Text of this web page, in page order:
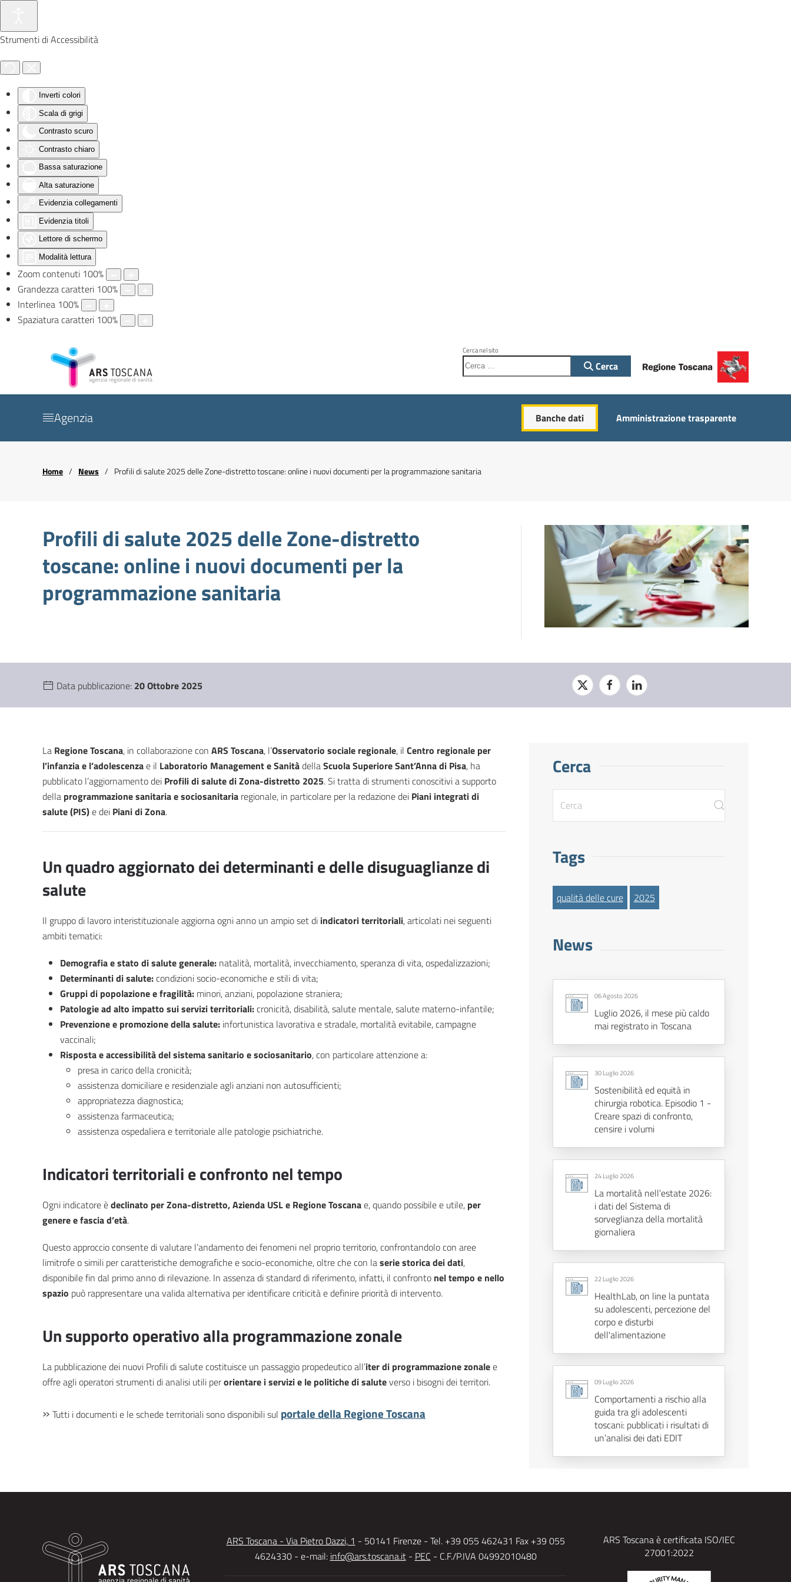
Strumenti di Accessibilità
Inverti colori
Scala di grigi
Contrasto scuro
Contrasto chiaro
Bassa saturazione
Alta saturazione
Evidenzia collegamenti
Evidenzia titoli
Lettore di schermo
Modalità lettura
Zoom contenuti 100%
Grandezza caratteri 100%
Interlinea 100%
Spaziatura caratteri 100%
Skip to main content
Cerca nel sito
Cerca
Agenzia Banche dati Amministrazione trasparente
Home News Profili di salute 2025 delle Zone-distretto toscane: online i nuovi documenti per la programmazione sanitaria
Profili di salute 2025 delle Zone-distretto
toscane: online i nuovi documenti per la
programmazione sanitaria
Data pubblicazione: 20 Ottobre 2025
La Regione Toscana, in collaborazione con ARS Toscana, l’Osservatorio sociale regionale, il Centro regionale per
l’infanzia e l’adolescenzae il Laboratorio Management e SanitàdellaScuola Superiore Sant’Anna di Pisa, ha
pubblicato l’aggiornamento dei Profili di salute di Zona-distretto 2025. Si tratta di strumenti conoscitivi a supporto
della programmazione sanitaria e sociosanitaria regionale, in particolare per la redazione dei Piani integrati di
salute (PIS)e dei Piani di Zona.
Un quadro aggiornato dei determinanti e delle disuguaglianze di
salute
Il gruppo di lavoro interistituzionale aggiorna ogni anno un ampio set di indicatori territoriali, articolati nei seguenti
ambiti tematici:
Demografia e stato di salute generale: natalità, mortalità, invecchiamento, speranza di vita, ospedalizzazioni;
Determinanti di salute:condizioni socio-economiche e stili di vita;
Gruppi di popolazione e fragilità: minori, anziani, popolazione straniera;
Patologie ad alto impatto sui servizi territoriali:cronicità, disabilità, salute mentale, salute materno-infantile;
Prevenzione e promozione della salute: infortunistica lavorativa e stradale, mortalità evitabile, campagne
vaccinali;
Risposta e accessibilità del sistema sanitario e sociosanitario, con particolare attenzione a:
presa in carico della cronicità;
assistenza domiciliare e residenziale agli anziani non autosufficienti;
appropriatezza diagnostica;
assistenza farmaceutica;
assistenza ospedaliera e territoriale alle patologie psichiatriche.
Indicatori territoriali e confronto nel tempo
Ogni indicatore èdeclinato per Zona-distretto, Azienda USL e Regione Toscanae, quando possibile e utile, per
genere e fascia d’età.
Questo approccio consente di valutare l’andamento dei fenomeni nel proprio territorio, confrontandolo con aree
limitrofe o simili per caratteristiche demografiche e socio-economiche, oltre che con laserie storica dei dati,
disponibile fin dal primo anno di rilevazione. In assenza di standard di riferimento, infatti, il confronto nel tempo e nello
spazio può rappresentare una valida alternativa per identificare criticità e definire priorità di intervento.
Un supporto operativo alla programmazione zonale
La pubblicazione dei nuovi Profili di salute costituisce un passaggio propedeutico all’iter di programmazione zonalee
offre agli operatori strumenti di analisi utili perorientare i servizi e le politiche di saluteverso i bisogni dei territori.
» Tutti i documenti e le schede territoriali sono disponibili sul portale della Regione Toscana
Cerca
Tags
qualità delle cure 2025
News
06 Agosto 2026
Luglio 2026, il mese più caldo
mai registrato in Toscana
30 Luglio 2026
Sostenibilità ed equità in
chirurgia robotica. Episodio 1 -
Creare spazi di confronto,
censire i volumi
24 Luglio 2026
La mortalità nell’estate 2026:
i dati del Sistema di
sorveglianza della mortalità
giornaliera
22 Luglio 2026
HealthLab, on line la puntata
su adolescenti, percezione del
corpo e disturbi
dell'alimentazione
09 Luglio 2026
Comportamenti a rischio alla
guida tra gli adolescenti
toscani: pubblicati i risultati di
un’analisi dei dati EDIT
ARS Toscana - Via Pietro Dazzi, 1 - 50141 Firenze - Tel. +39 055 462431 Fax +39 055
4624330 - e-mail: info@ars.toscana.it- PEC - C.F./P.IVA 04992010480
ARS Toscana è certificata ISO/IEC
27001:2022